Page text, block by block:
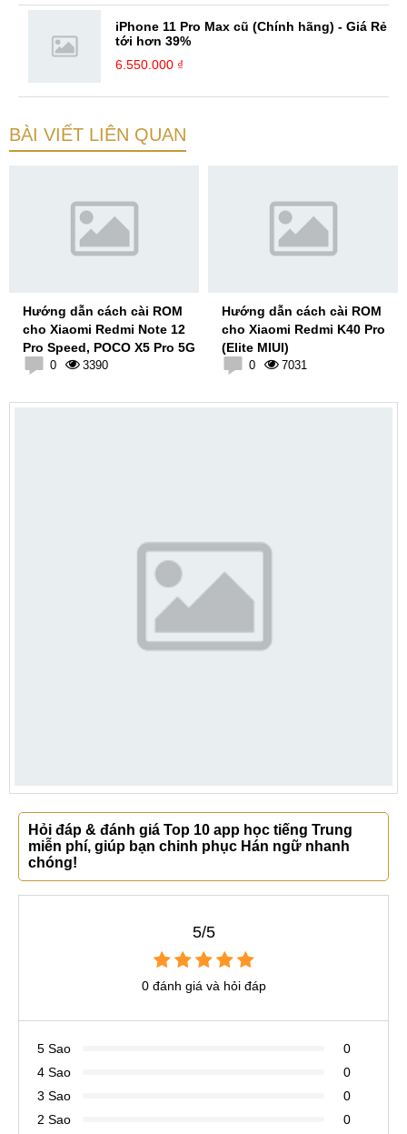
iPhone 11 Pro Max cũ (Chính hãng) - Giá Rẻ
tới hơn 39%
6.550.000 ₫
BÀI VIẾT LIÊN QUAN
Hướng dẫn cách cài ROM
cho Xiaomi Redmi Note 12
Pro Speed, POCO X5 Pro 5G
0 3390
Hướng dẫn cách cài ROM
cho Xiaomi Redmi K40 Pro
(Elite MIUI)
0 7031
Hỏi đáp & đánh giá Top 10 app học tiếng Trung
miễn phí, giúp bạn chinh phục Hán ngữ nhanh
chóng!
5/5
0 đánh giá và hỏi đáp
5 Sao
0
4 Sao
0
3 Sao
0
2 Sao
0